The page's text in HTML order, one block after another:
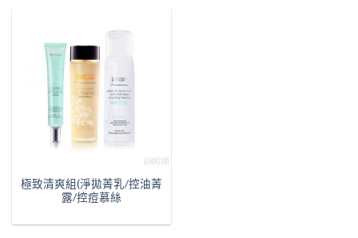
極致清爽組(淨拋菁乳/控油菁
露/控痘慕絲